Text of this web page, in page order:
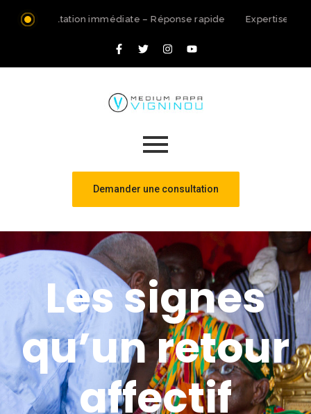
Consultation immédiate – Réponse rapide Expertise
Demander une consultation
Les signes
qu’un retour
affectif